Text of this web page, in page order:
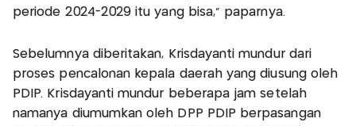
periode 2024-2029 itu yang bisa," paparnya.
Sebelumnya diberitakan, Krisdayanti mundur dari
proses pencalonan kepala daerah yang diusung oleh
PDIP. Krisdayanti mundur beberapa jam setelah
namanya diumumkan oleh DPP PDIP berpasangan